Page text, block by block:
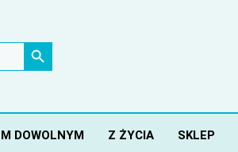
Search Button
DOWOLNYM Z ŻYCIA SKLEP